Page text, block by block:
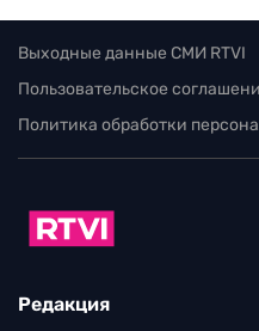
Выходные данные СМИ RTVI
Пользовательское
Политика обработки
Редакция